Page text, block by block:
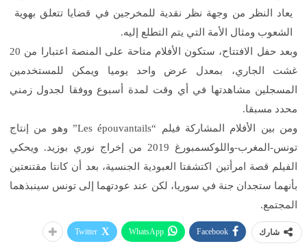
يعاد النظر من وجهة نظر نقدية للمخرجين في قضايا تتعلق بهوية
الشعوب ومثال الأمة التي يتم التطلع إليه.
وبعد حفل الافتتاح، ستكون الأفلام متاحة على المنصة اعتبارا من 20
غشت الجاري، بمعدل عرض واحد يوميا ويمكن للمستخدمين
المسجلين مشاهدتها في أي وقت لمدة أسبوع ووفقا لجدول زمني
محدد مسبقا.
ومن بين الأفلام المشاركة فيلم “Les épouvantails” وهو من إنتاج
تونس-المغرب-واللوكسمبورغ 2019 من إخراج نوري بوزيد. ويحكي
الفيلم قصة امرأتين اكتشفتا العبودية الجنسية، بعد أن كانتا مقتنعتين
بأنهما ستجدان جنة في سوريا، لكن عند عودتهما إلى تونس سينبذهما
المجتمع.
شارك Facebook
WhatsApp
Twitter